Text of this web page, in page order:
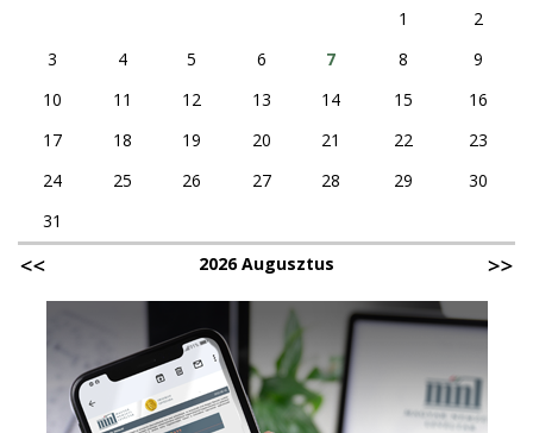
1
2
3
4 5 6 7 8
9
10
11 12 13 14 15
16
17
18 19 20 21 22
23
24
25 26 27 28 29
30
31
2026 Augusztus